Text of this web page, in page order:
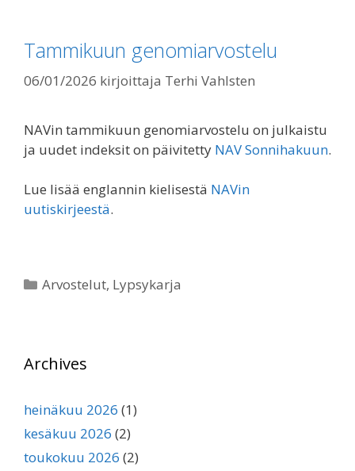
Tammikuun genomiarvostelu
06/01/2026 kirjoittaja Terhi Vahlsten
NAVin tammikuun genomiarvostelu on julkaistu
ja uudet indeksit on päivitetty NAV Sonnihakuun.
Lue lisää englannin kielisestä NAVin
uutiskirjeestä.
Kategoriat
Arvostelut, Lypsykarja
Archives
heinäkuu 2026 (1)
kesäkuu 2026 (2)
toukokuu 2026 (2)